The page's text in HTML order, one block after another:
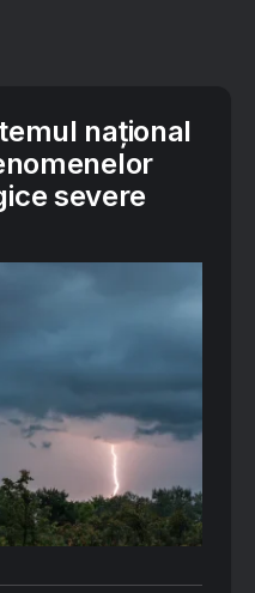
național
severe